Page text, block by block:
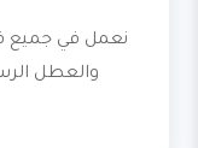
نعمل في جميع
والعطل